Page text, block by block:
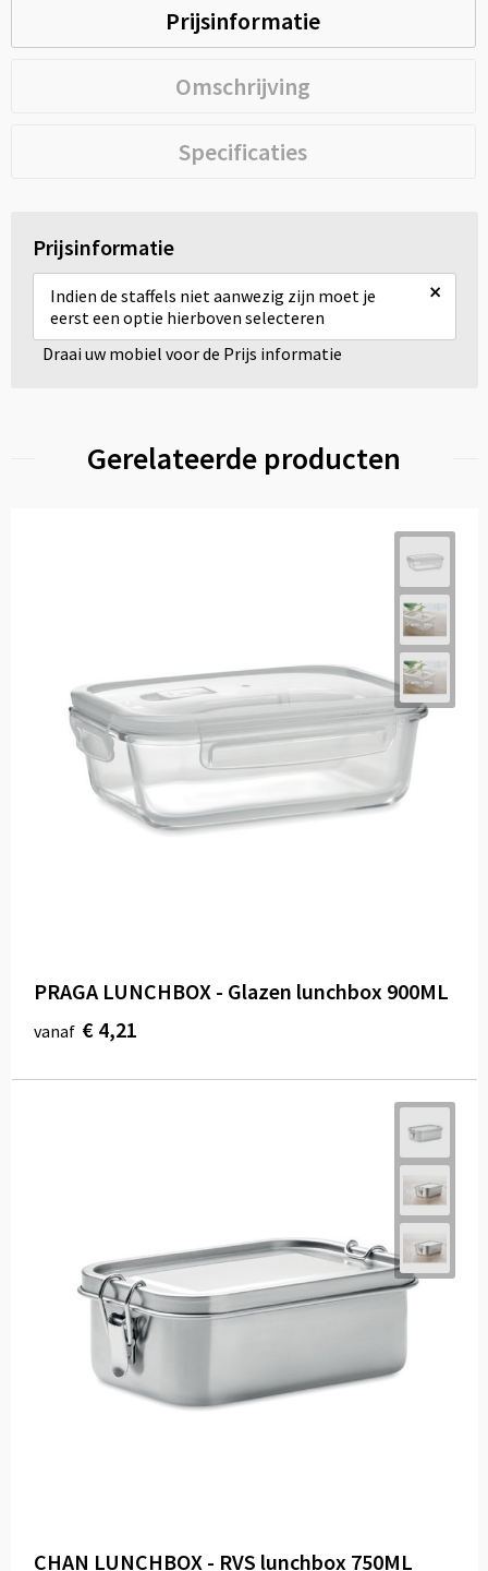
Prijsinformatie
Omschrijving
Specificaties
Prijsinformatie
Indien de staffels niet aanwezig zijn moet je
eerst een optie hierboven selecteren
×
Draai uw mobiel voor de Prijs informatie
Gerelateerde producten
PRAGA LUNCHBOX - Glazen lunchbox 900ML
vanaf € 4,21
CHAN LUNCHBOX - RVS lunchbox 750ML